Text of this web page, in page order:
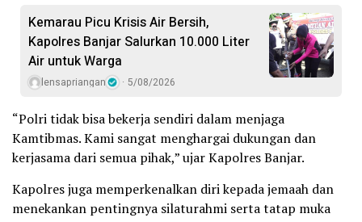
Kemarau Picu Krisis Air Bersih,
Kapolres Banjar Salurkan 10.000 Liter
Air untuk Warga
lensapriangan 5/08/2026
“Polri tidak bisa bekerja sendiri dalam menjaga
Kamtibmas. Kami sangat menghargai dukungan dan
kerjasama dari semua pihak,” ujar Kapolres Banjar.
Kapolres juga memperkenalkan diri kepada jemaah dan
menekankan pentingnya silaturahmi serta tatap muka